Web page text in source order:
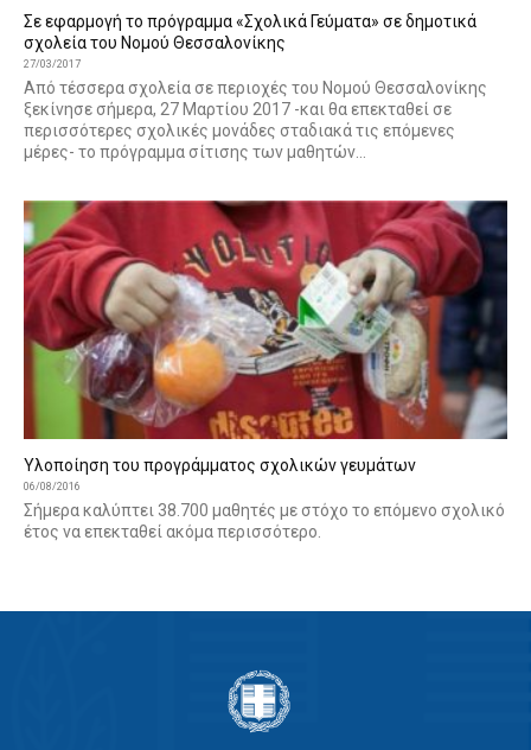
Σε εφαρμογή το πρόγραμμα «Σχολικά Γεύματα» σε δημοτικά
σχολεία του Νομού Θεσσαλονίκης
27/03/2017
Από τέσσερα σχολεία σε περιοχές του Νομού Θεσσαλονίκης
ξεκίνησε σήμερα, 27 Μαρτίου 2017 -και θα επεκταθεί σε
περισσότερες σχολικές μονάδες σταδιακά τις επόμενες
μέρες- το πρόγραμμα σίτισης των μαθητών...
Υλοποίηση του προγράμματος σχολικών γευμάτων
06/08/2016
Σήμερα καλύπτει 38.700 μαθητές με στόχο το επόμενο σχολικό
έτος να επεκταθεί ακόμα περισσότερο.